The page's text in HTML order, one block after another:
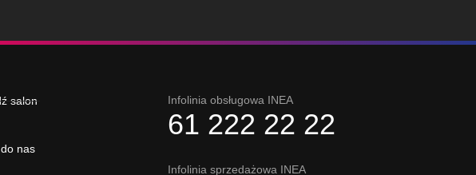
salon
nas
Infolinia obsługowa INEA
61 222 22 22
Infolinia sprzedażowa INEA